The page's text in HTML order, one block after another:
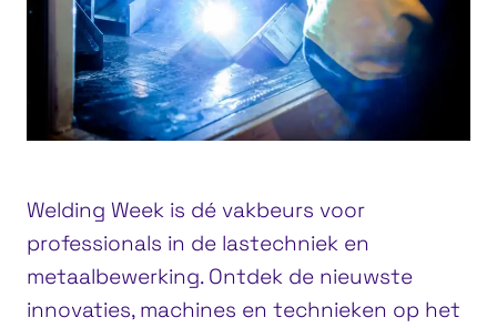
Welding Week is dé vakbeurs voor
professionals in de lastechniek en
metaalbewerking. Ontdek de nieuwste
innovaties, machines en technieken op het